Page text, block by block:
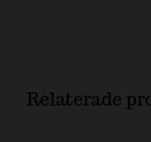
Relaterade